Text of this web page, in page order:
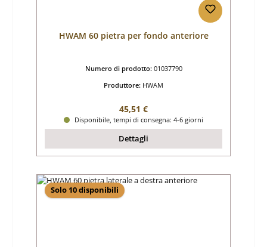
HWAM 60 pietra per fondo anteriore
Numero di prodotto: 01037790
Produttore: HWAM
Prezzo normale:
45,51 €
Disponibile, tempi di consegna: 4-6 giorni
Dettagli
Solo 10 disponibili